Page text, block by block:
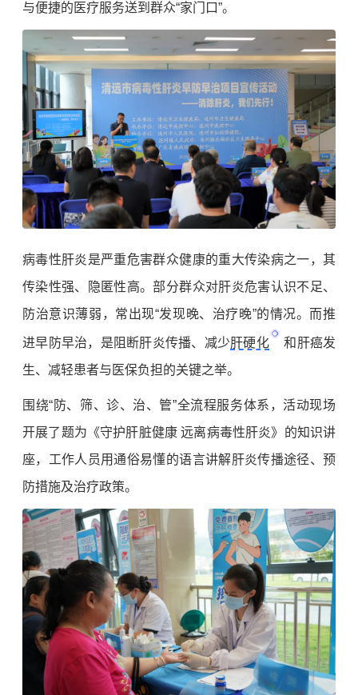
与便捷的医疗服务送到群众“家门口”。
病毒性肝炎是严重危害群众健康的重大传染病之一，其
传染性强、隐匿性高。部分群众对肝炎危害认识不足、
防治意识薄弱，常出现“发现晚、治疗晚”的情况。而推
进早防早治，是阻断肝炎传播、减少肝硬化 和 肝癌发
生、减轻患者与医保负担的关键之举。
围绕“防、筛、诊、治、管”全流程服务体系，活动现场
开展了题为《守护肝脏健康 远离病毒性肝炎》的知识讲
座，工作人员用通俗易懂的语言讲解肝炎传播途径、预
防措施及治疗政策。